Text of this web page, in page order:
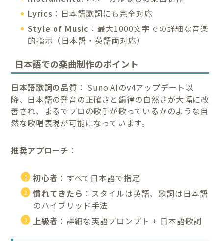
Lyrics ：日本語歌詞にも完全対応
Style of Music ：最大1000文字での詳細な音楽
的指示（日本語・英語両対応）
日本語での楽曲制作のポイント
日本語歌詞の品質 ： Suno AIのv4アップデート以
降、日本語の発音の正確さと韻律の自然さが大幅に改
善され、まるでプロの歌手が歌っているかのような自
然な歌唱表現が可能になっています。
推奨アプローチ ：
初心者 ：すべて日本語で指定
慣れてきたら ：スタイルは英語、歌詞は日本語
のハイブリッド手法
上級者 ：詳細な英語プロンプト + 日本語歌詞